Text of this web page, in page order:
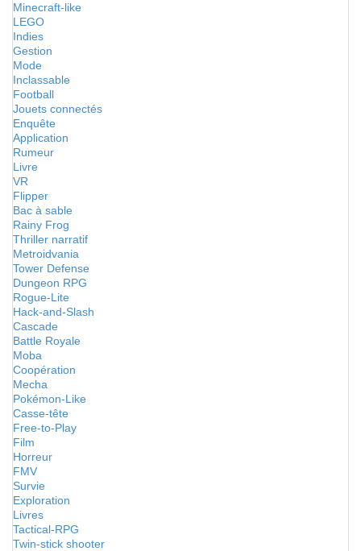
Minecraft-like
LEGO
Indies
Gestion
Mode
Inclassable
Football
Jouets connectés
Enquête
Application
Rumeur
Livre
VR
Flipper
Bac à sable
Rainy Frog
Thriller narratif
Metroidvania
Tower Defense
Dungeon RPG
Rogue-Lite
Hack-and-Slash
Cascade
Battle Royale
Moba
Coopération
Mecha
Pokémon-Like
Casse-tête
Free-to-Play
Film
Horreur
FMV
Survie
Exploration
Livres
Tactical-RPG
Twin-stick shooter